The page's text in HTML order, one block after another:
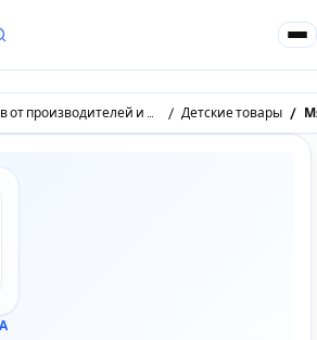
покупателей
Детские товары